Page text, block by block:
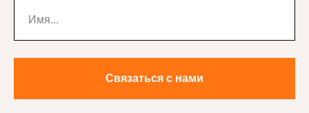
Связаться с нами